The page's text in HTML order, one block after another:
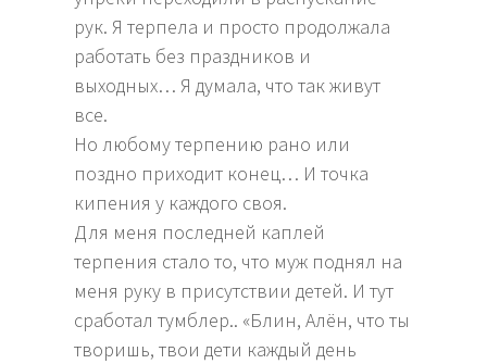
рук. Я терпела и просто продолжала
работать без праздников и
выходных… Я думала, что так живут
все.
Но любому терпению рано или
поздно приходит конец… И точка
кипения у каждого своя.
Для меня последней каплей
терпения стало то, что муж поднял на
меня руку в присутствии детей. И тут
сработал тумблер.. «Блин, Алён, что ты
творишь, твои дети каждый день